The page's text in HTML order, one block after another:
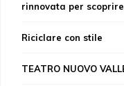
rinnovata per
Riciclare con stile
TEATRO NUOVO